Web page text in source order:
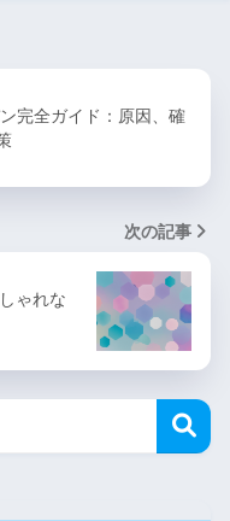
完全ガイド：原因、確
次の記事
ゃれな